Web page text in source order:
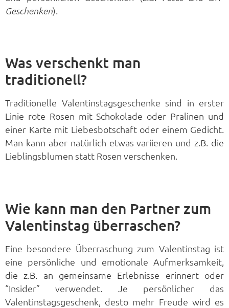
Geschenken).
Was verschenkt man
traditionell?
Traditionelle Valentinstagsgeschenke sind in erster
Linie rote Rosen mit Schokolade oder Pralinen und
einer Karte mit Liebesbotschaft oder einem Gedicht.
Man kann aber natürlich etwas variieren und z.B. die
Lieblingsblumen statt Rosen verschenken.
Wie kann man den Partner zum
Valentinstag überraschen?
Eine besondere Überraschung zum Valentinstag ist
eine persönliche und emotionale Aufmerksamkeit,
die z.B. an gemeinsame Erlebnisse erinnert oder
“Insider” verwendet. Je persönlicher das
Valentinstagsgeschenk, desto mehr Freude wird es